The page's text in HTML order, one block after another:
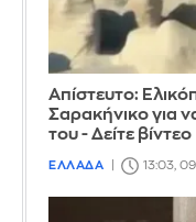
Απίστευτο:
Σαρακήνικο για
του - Δείτε βίντεο
ΕΛΛΑΔΑ 13:03,